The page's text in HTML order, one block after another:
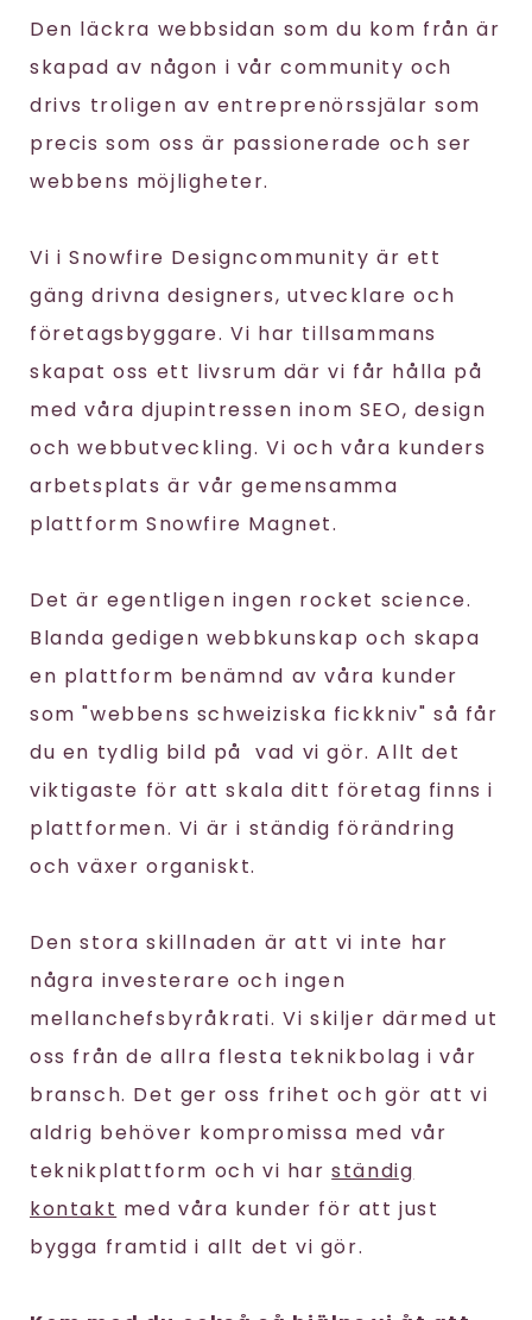
Den läckra webbsidan som du kom från är
skapad av någon i vår community och
drivs troligen av entreprenörssjälar som
precis som oss är passionerade och ser
webbens möjligheter.
Vi i Snowfire Designcommunity är ett
gäng drivna designers, utvecklare och
företagsbyggare. Vi har tillsammans
skapat oss ett livsrum där vi får hålla på
med våra djupintressen inom SEO, design
och webbutveckling. Vi och våra kunders
arbetsplats är vår gemensamma
plattform Snowfire Magnet.
Det är egentligen ingen rocket science.
Blanda gedigen webbkunskap och skapa
en plattform benämnd av våra kunder
som "webbens schweiziska fickkniv" så får
du en tydlig bild på vad vi gör. Allt det
viktigaste för att skala ditt företag finns i
plattformen. Vi är i ständig förändring
och växer organiskt.
Den stora skillnaden är att vi inte har
några investerare och ingen
mellanchefsbyråkrati. Vi skiljer därmed ut
oss från de allra flesta teknikbolag i vår
bransch. Det ger oss frihet och gör att vi
aldrig behöver kompromissa med vår
teknikplattform och vi harständig
kontakt med våra kunder för att just
bygga framtid i allt det vi gör.